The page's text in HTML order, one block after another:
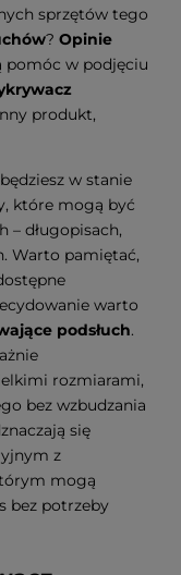
sprzętów tego
? Opinie
pomóc w podjęciu
produkt,
w stanie
które mogą być
długopisach,
Warto pamiętać,
warto
podsłuch.
rozmiarami,
bez wzbudzania
się
z
mogą
bez potrzeby